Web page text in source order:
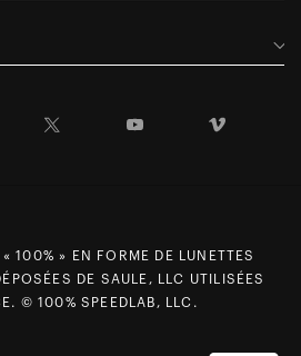
Instagram YouTube
100% » EN FORME DE LUNETTES
DE SAULE, LLC UTILISÉES
© 100% SPEEDLAB, LLC.